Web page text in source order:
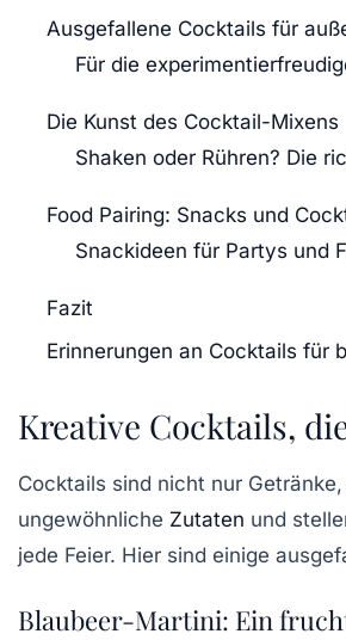
Ausgefallene Cocktails für
Für die
Die Kunst des Cocktail-Mixens
Shaken oder Rühren? Die
Food Pairing: Snacks und
Snackideen für Partys und
Fazit
Erinnerungen an Cocktails für
Kreative Cocktails,
Cocktails sind nicht nur
ungewöhnliche Zutaten und
jede Feier. Hier sind einige
Blaubeer-Martini: Ein